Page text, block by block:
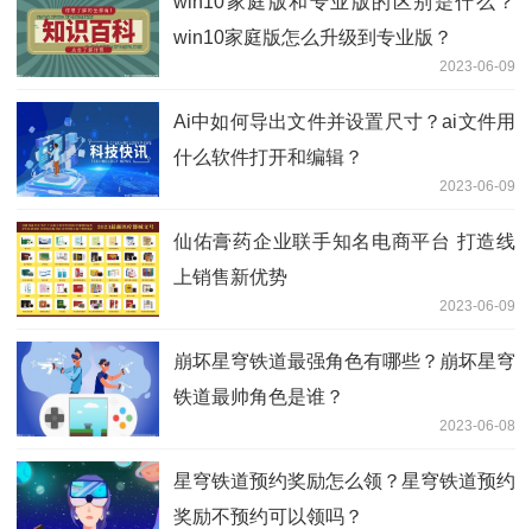
win10家庭版怎么升级到专业版？
2023-06-09
Ai中如何导出文件并设置尺寸？ai文件用
什么软件打开和编辑？
2023-06-09
仙佑膏药企业联手知名电商平台 打造线
上销售新优势
2023-06-09
崩坏星穹铁道最强角色有哪些？崩坏星穹
铁道最帅角色是谁？
2023-06-08
星穹铁道预约奖励怎么领？星穹铁道预约
奖励不预约可以领吗？